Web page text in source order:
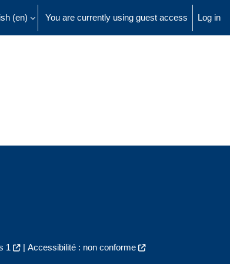
‎(en)‎ You are currently using guest access Log in
1 | Accessibilité : non conforme